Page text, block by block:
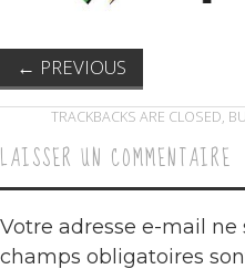
← PREVIOUS
TRACKBACKS ARE CLOSED,
LAISSER UN COMMENTAIRE
Votre adresse e-mail ne
champs obligatoires